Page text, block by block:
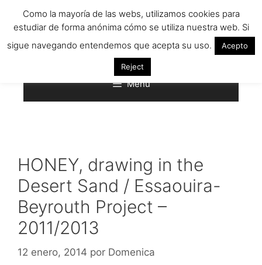
Menú
HONEY, drawing in the
Desert Sand / Essaouira-
Beyrouth Project –
2011/2013
12 enero, 2014 por Domenica
Como la mayoría de las webs, utilizamos cookies para
estudiar de forma anónima cómo se utiliza nuestra web. Si
sigue navegando entendemos que acepta su uso.
Acepto
Reject